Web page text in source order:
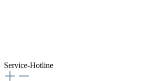
Service-Hotline